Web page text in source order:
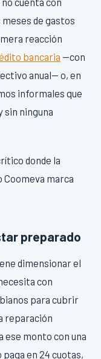
de gastos
reacción
bancaria —con
anual— o, en
informales que
sin ninguna
donde la
Coomeva marca
preparado
dimensionar el
con
para cubrir
reparación
ese monto con una
en 24 cuotas,